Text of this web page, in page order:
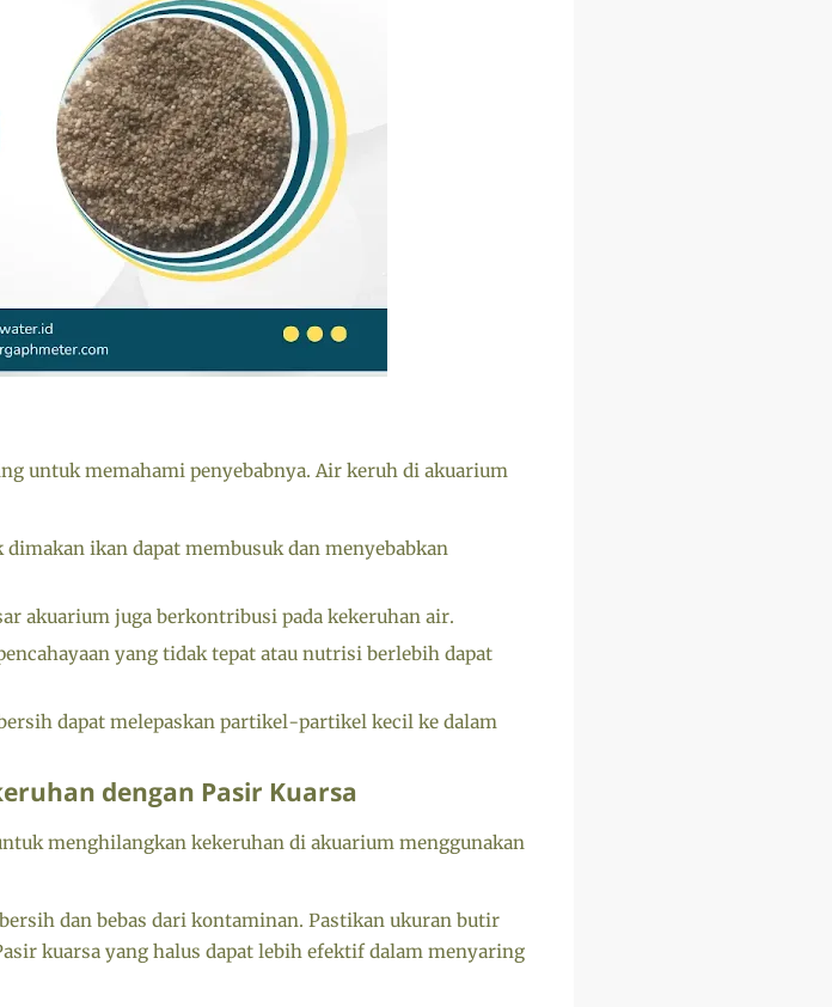
untuk memahami penyebabnya. Air keruh di akuarium
ikan dapat membusuk dan menyebabkan
akuarium juga berkontribusi pada kekeruhan air.
yang tidak tepat atau nutrisi berlebih dapat
dapat melepaskan partikel-partikel kecil ke dalam
dengan Pasir Kuarsa
menghilangkan kekeruhan di akuarium menggunakan
dan bebas dari kontaminan. Pastikan ukuran butir
kuarsa yang halus dapat lebih efektif dalam menyaring